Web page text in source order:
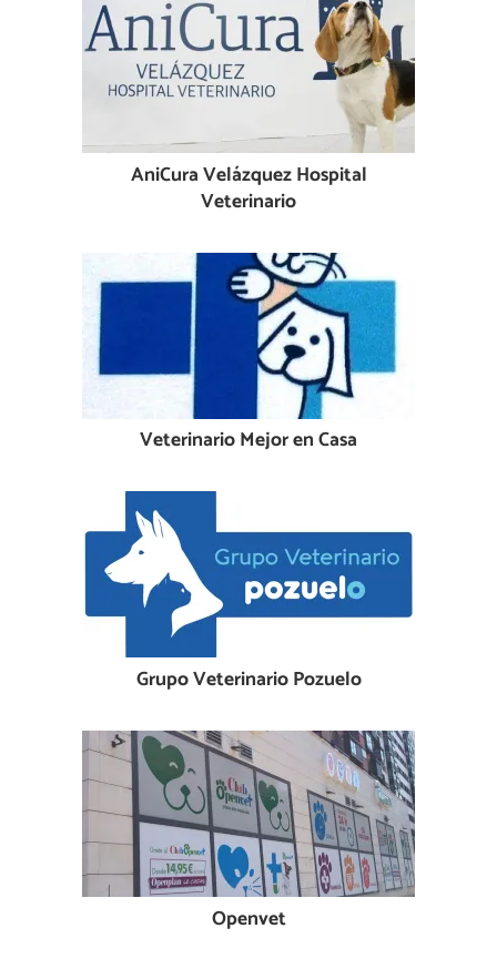
AniCura Velázquez Hospital
Veterinario
Veterinario Mejor en Casa
Grupo Veterinario Pozuelo
Openvet